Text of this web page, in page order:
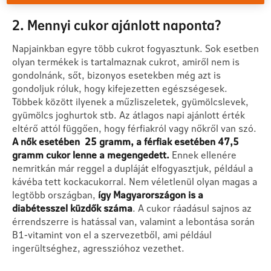
2. Mennyi cukor ajánlott naponta?
Napjainkban egyre több cukrot fogyasztunk. Sok esetben
olyan termékek is tartalmaznak cukrot, amiről nem is
gondolnánk, sőt, bizonyos esetekben még azt is
gondoljuk róluk, hogy kifejezetten egészségesek.
Többek között ilyenek a műzliszeletek, gyümölcslevek,
gyümölcs joghurtok stb. Az átlagos napi ajánlott érték
eltérő attól függően, hogy férfiakról vagy nőkről van szó.
A nők esetében 25 gramm, a férfiak esetében 47,5
gramm cukor lenne a megengedett. Ennek ellenére
nemritkán már reggel a dupláját elfogyasztjuk, például a
kávéba tett kockacukorral. Nem véletlenül olyan magas a
legtöbb országban, így Magyarországon is a
diabétesszel küzdők száma. A cukor ráadásul sajnos az
érrendszerre is hatással van, valamint a lebontása során
B1-vitamint von el a szervezetből, ami például
ingerültséghez, agresszióhoz vezethet.